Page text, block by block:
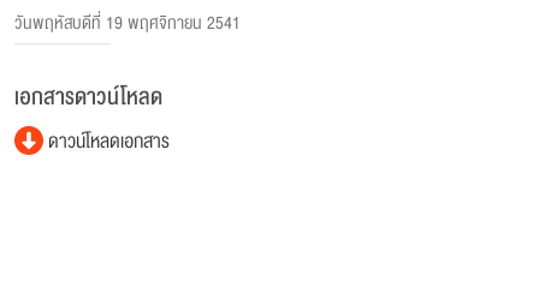
วันพฤหัสบดีที่ 19 พฤศจิกายน 2541
เอกสารดาวน์โหลด
ดาวน์โหลดเอกสาร